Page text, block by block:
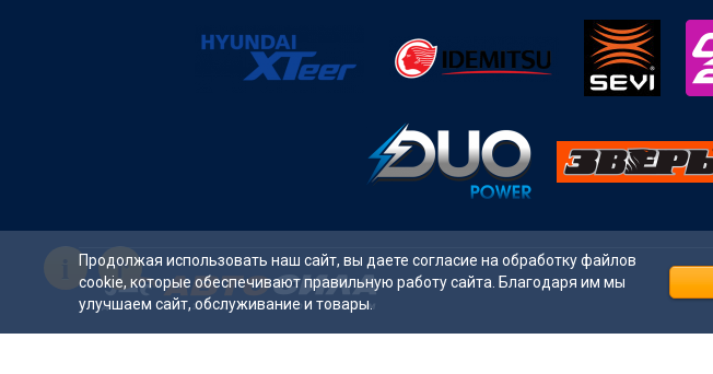
Продолжая использовать наш сайт, вы даете согласие на обработку файлов
cookie, которые обеспечивают правильную работу сайта. Благодаря им мы
улучшаем сайт, обслуживание и товары.